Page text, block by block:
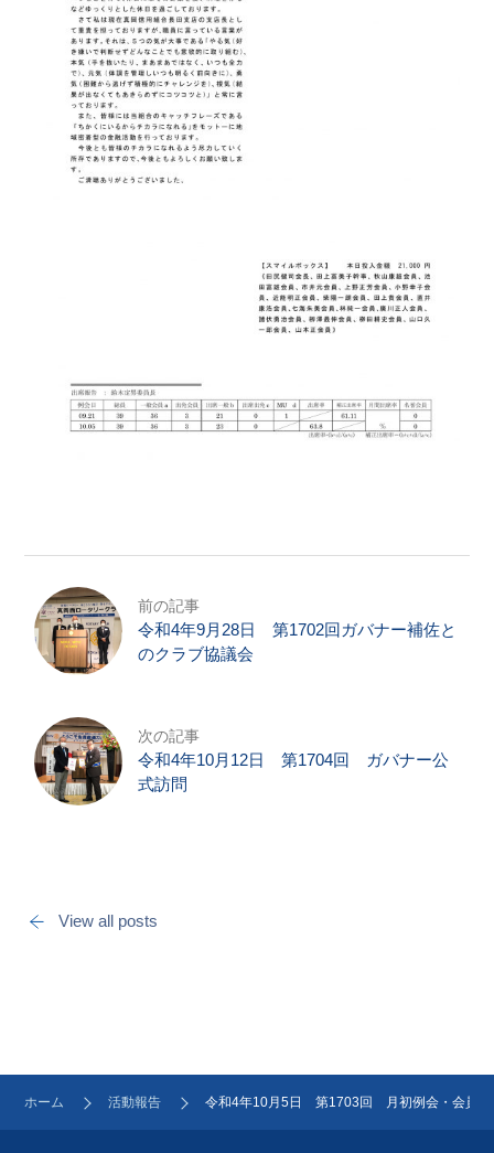
前の記事
令和4年9月28日 第1702回ガバナー補佐と
のクラブ協議会
次の記事
令和4年10月12日 第1704回 ガバナー公
式訪問
View all posts
ホーム 活動報告 令和4年10月5日 第1703回 月初例会・会員卓